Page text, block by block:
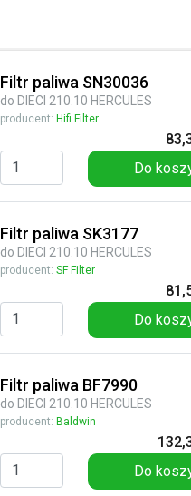
Filtr paliwa SN30036
do DIECI 210.10 HERCULES
producent: Hifi Filter
Do
Filtr paliwa SK3177
do DIECI 210.10 HERCULES
producent: SF Filter
Do
Filtr paliwa BF7990
do DIECI 210.10 HERCULES
producent: Baldwin
Do